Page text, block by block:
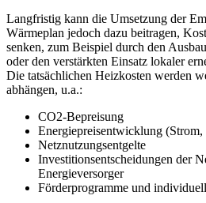
Langfristig kann die Umsetzung der
Wärmeplan jedoch dazu beitragen,
senken, zum Beispiel durch den
oder den verstärkten Einsatz lokaler
Die tatsächlichen Heizkosten werden
abhängen, u.a.:
CO2-Bepreisung
Energiepreisentwicklung (Strom,
Netznutzungsentgelte
Investitionsentscheidungen der
Energieversorger
Förderprogramme und